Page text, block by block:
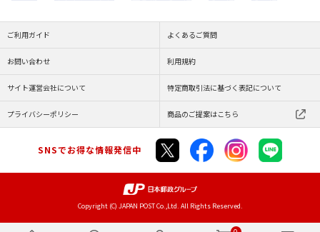
ご利用ガイド よくあるご質問
お問い合わせ 利用規約
サイト運営会社について 特定商取引法に基づく表記について
プライバシーポリシー 商品のご提案はこちら
SNSでお得な情報発信中
Copyright (C) JAPAN POST Co.,Ltd. All Rights Reserved.